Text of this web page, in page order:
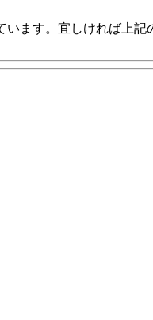
います。宜しければ上